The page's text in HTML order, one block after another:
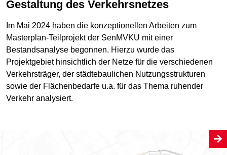
Gestaltung des Verkehrsnetzes
Im Mai 2024 haben die konzeptionellen Arbeiten zum
Masterplan-Teilprojekt der SenMVKU mit einer
Bestandsanalyse begonnen. Hierzu wurde das
Projektgebiet hinsichtlich der Netze für die verschiedenen
Verkehrsträger, der städtebaulichen Nutzungsstrukturen
sowie der Flächenbedarfe u.a. für das Thema ruhender
Verkehr analysiert.